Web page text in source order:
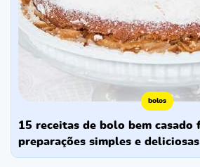
bolos
15 receitas de bolo bem casado fofinho com
preparações simples e deliciosas